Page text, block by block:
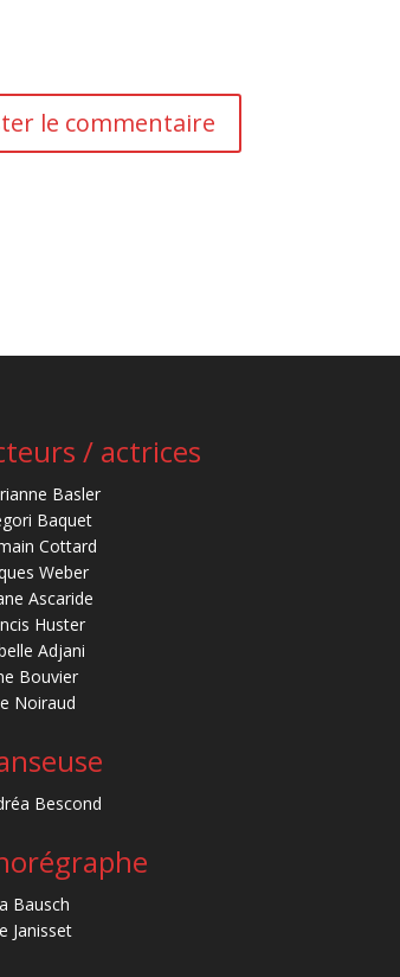
/ actrices
Basler
Baquet
Cottard
Weber
Ascaride
Huster
Adjani
Bouvier
Noiraud
Bescond
Bausch
Janisset